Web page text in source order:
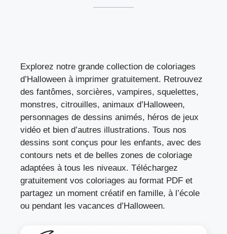
Explorez notre grande collection de coloriages
d’Halloween à imprimer gratuitement. Retrouvez
des fantômes, sorcières, vampires, squelettes,
monstres, citrouilles, animaux d’Halloween,
personnages de dessins animés, héros de jeux
vidéo et bien d’autres illustrations. Tous nos
dessins sont conçus pour les enfants, avec des
contours nets et de belles zones de coloriage
adaptées à tous les niveaux. Téléchargez
gratuitement vos coloriages au format PDF et
partagez un moment créatif en famille, à l’école
ou pendant les vacances d’Halloween.